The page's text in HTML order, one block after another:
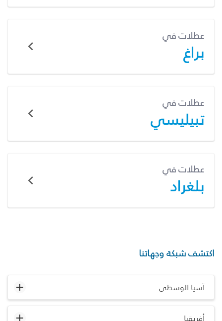
عطلات في
براغ
عطلات في
تبيليسي
عطلات في
بلغراد
اكتشف شبكة وجهاتنا
آسيا الوسطى
أفريقيا